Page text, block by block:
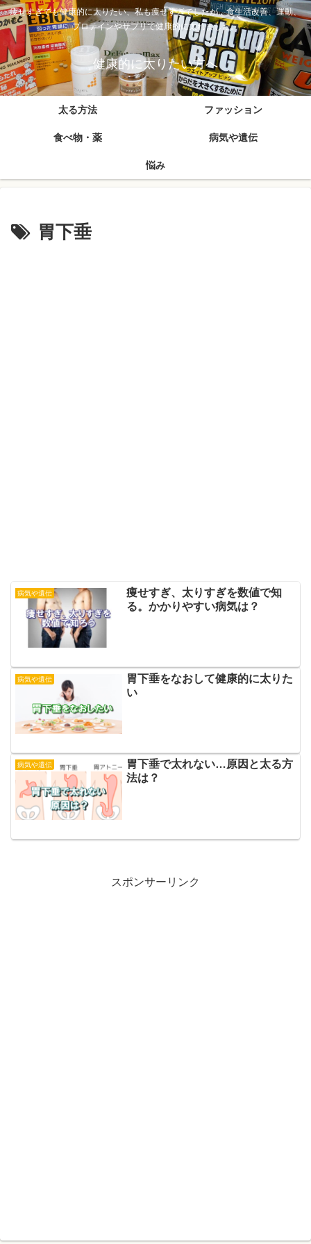
痩せすぎでも健康的に太りたい、私も痩せすぎでしたが、食生活改善、運動、
プロテインやサプリで健康的に太れました。
健康的に太りたい方へ
太る方法 ファッション
食べ物・薬 病気や遺伝
悩み
胃下垂
病気や遺伝
痩せすぎ、太りすぎを数値で知
る。かかりやすい病気は？
病気や遺伝
胃下垂をなおして健康的に太りた
い
病気や遺伝
胃下垂で太れない…原因と太る方
法は？
スポンサーリンク